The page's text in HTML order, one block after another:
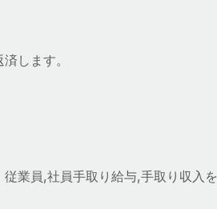
します。
業員,社員手取り給与,手取り収入を